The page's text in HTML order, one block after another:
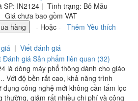
SP: IN2124 | Tình trạng: Bỏ Mẫu
Giá chưa bao gồm VAT
- Hoặc -
Thêm Yêu thích
| Viết đánh giá
Đánh giá Sản phẩm liên quan (32)
là dòng máy phổ thông dành cho giáo
Với độ bền rất cao, khả năng trình
công nghệ mới không cần tấm lọc
thường, giảm rất nhiều chi phí và công